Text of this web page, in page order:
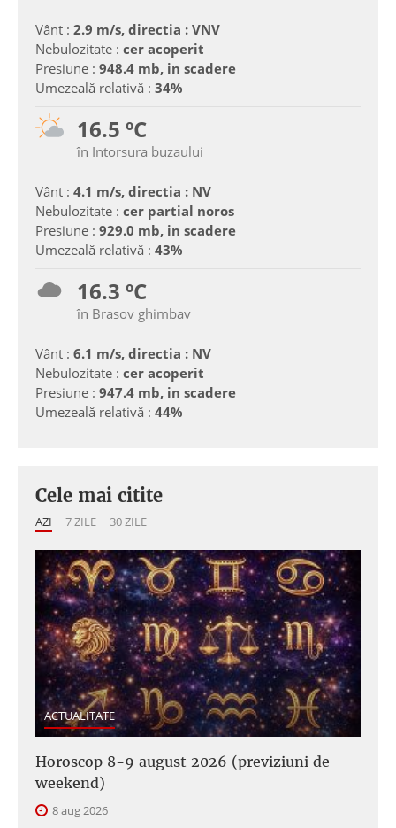
Vânt : 2.9 m/s, directia : VNV
Nebulozitate : cer acoperit
Presiune : 948.4 mb, in scadere
Umezeală relativă : 34%
16.5 ºC
în Intorsura buzaului
Vânt : 4.1 m/s, directia : NV
Nebulozitate : cer partial noros
Presiune : 929.0 mb, in scadere
Umezeală relativă : 43%
16.3 ºC
în Brasov ghimbav
Vânt : 6.1 m/s, directia : NV
Nebulozitate : cer acoperit
Presiune : 947.4 mb, in scadere
Umezeală relativă : 44%
Cele mai citite
AZI 7 ZILE 30 ZILE
ACTUALITATE
Horoscop 8-9 august 2026 (previziuni de
weekend)
8 aug 2026